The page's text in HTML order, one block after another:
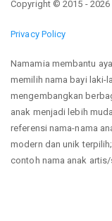
Copyright © 2015 - 2026
Privacy Policy
Namamia membantu
memilih nama bayi laki-
mengembangkan
anak menjadi lebih
referensi nama-nama
modern dan unik
contoh nama anak